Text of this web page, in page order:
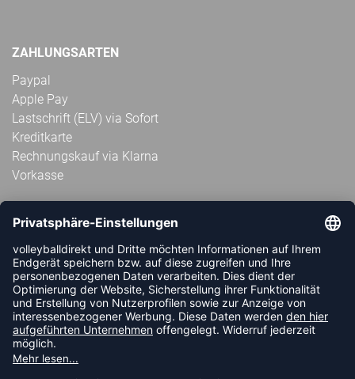
ZAHLUNGSARTEN
Paypal
Apple Pay
Lastschrift (ELV) via Sofort
Kreditkarte
Rechnungskauf via Klarna
Vorkasse
ABONNIERE JETZT DEN KOSTENLOSEN
VOLLEYBALLDIREKT-NEWSLETTER UND VERPASSE KEINE
NEUIGKEIT ODER AKTION MEHR.
JETZT ANMELDEN